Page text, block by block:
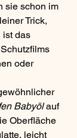
sie schon im
Trick,
ist das
oder
Babyöl auf
Oberfläche
leicht